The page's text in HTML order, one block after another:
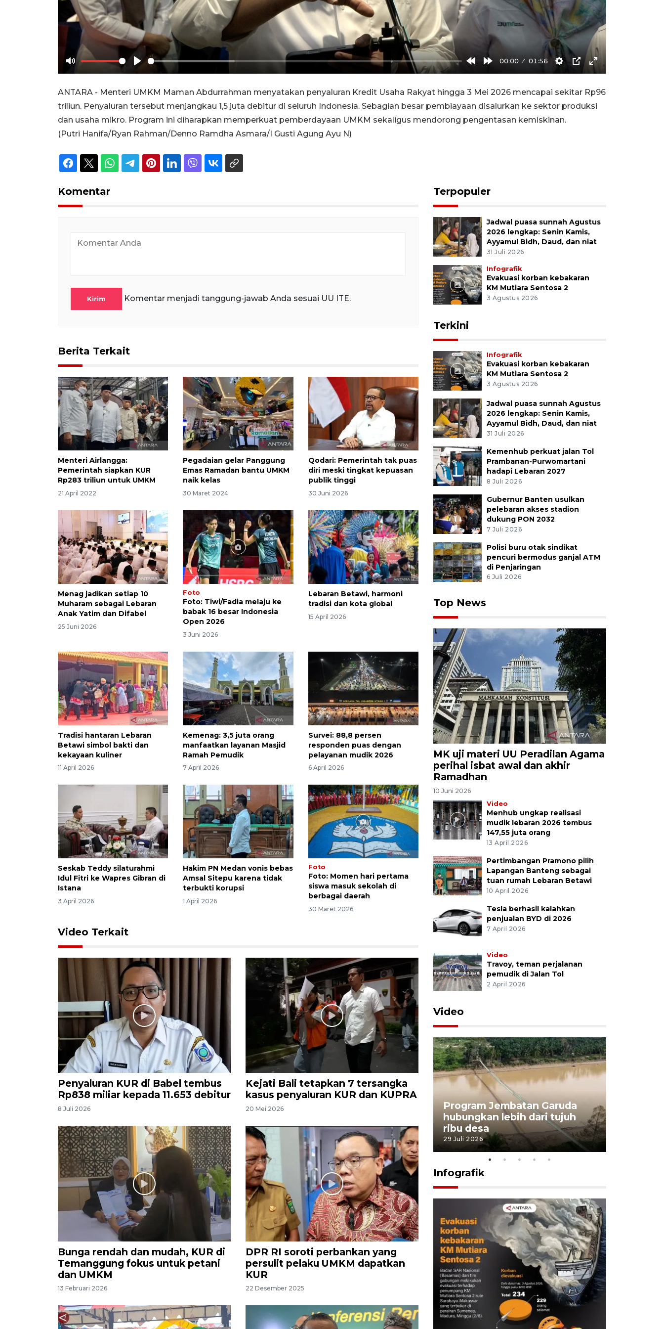
Mute Play
RewindForward
00:00 01:56
Settings
PIP Enter
ANTARA - Menteri UMKM Maman Abdurrahman menyatakan penyaluran Kredit Usaha Rakyat hingga 3 Mei 2026 mencapai sekitar Rp96
triliun. Penyaluran tersebut menjangkau 1,5 juta debitur di seluruh Indonesia. Sebagian besar pembiayaan disalurkan ke sektor produksi
dan usaha mikro. Program ini diharapkan memperkuat pemberdayaan UMKM sekaligus mendorong pengentasan kemiskinan.
(Putri Hanifa/Ryan Rahman/Denno Ramdha Asmara/I Gusti Agung Ayu N)
Komentar
Kirim Komentar menjadi tanggung-jawab Anda sesuai UU ITE.
Berita Terkait
Menteri Airlangga:
Pemerintah siapkan KUR
Rp283 triliun untuk UMKM
21 April 2022
Pegadaian gelar Panggung
Emas Ramadan bantu UMKM
naik kelas
30 Maret 2024
Qodari: Pemerintah tak puas
diri meski tingkat kepuasan
publik tinggi
30 Juni 2026
Menag jadikan setiap 10
Muharam sebagai Lebaran
Anak Yatim dan Difabel
25 Juni 2026
Foto
Foto: Tiwi/Fadia melaju ke
babak 16 besar Indonesia
Open 2026
3 Juni 2026
Lebaran Betawi, harmoni
tradisi dan kota global
15 April 2026
Tradisi hantaran Lebaran
Betawi simbol bakti dan
kekayaan kuliner
11 April 2026
Kemenag: 3,5 juta orang
manfaatkan layanan Masjid
Ramah Pemudik
7 April 2026
Survei: 88,8 persen
responden puas dengan
pelayanan mudik 2026
6 April 2026
Seskab Teddy silaturahmi
Idul Fitri ke Wapres Gibran di
Istana
3 April 2026
Hakim PN Medan vonis bebas
Amsal Sitepu karena tidak
terbukti korupsi
1 April 2026
Foto
Foto: Momen hari pertama
siswa masuk sekolah di
berbagai daerah
30 Maret 2026
Video Terkait
Penyaluran KUR di Babel tembus
Rp838 miliar kepada 11.653 debitur
8 Juli 2026
Kejati Bali tetapkan 7 tersangka
kasus penyaluran KUR dan KUPRA
20 Mei 2026
Bunga rendah dan mudah, KUR di
Temanggung fokus untuk petani
dan UMKM
13 Februari 2026
DPR RI soroti perbankan yang
persulit pelaku UMKM dapatkan
KUR
22 Desember 2025
Terpopuler
Jadwal puasa sunnah Agustus
2026 lengkap: Senin Kamis,
Ayyamul Bidh, Daud, dan niat
31 Juli 2026
Infografik
Evakuasi korban kebakaran
KM Mutiara Sentosa 2
3 Agustus 2026
Terkini
Infografik
Evakuasi korban kebakaran
KM Mutiara Sentosa 2
3 Agustus 2026
Jadwal puasa sunnah Agustus
2026 lengkap: Senin Kamis,
Ayyamul Bidh, Daud, dan niat
31 Juli 2026
Kemenhub perkuat jalan Tol
Prambanan-Purwomartani
hadapi Lebaran 2027
8 Juli 2026
Gubernur Banten usulkan
pelebaran akses stadion
dukung PON 2032
7 Juli 2026
Polisi buru otak sindikat
pencuri bermodus ganjal ATM
di Penjaringan
6 Juli 2026
Top News
MK uji materi UU Peradilan Agama
perihal isbat awal dan akhir
Ramadhan
10 Juni 2026
Video
Menhub ungkap realisasi
mudik lebaran 2026 tembus
147,55 juta orang
13 April 2026
Pertimbangan Pramono pilih
Lapangan Banteng sebagai
tuan rumah Lebaran Betawi
10 April 2026
Tesla berhasil kalahkan
penjualan BYD di 2026
7 April 2026
Video
Travoy, teman perjalanan
pemudik di Jalan Tol
2 April 2026
Video
Gabung Persebaya, striker
kembali asah naluri
9 Juli 2026
Program Jembatan Garuda
hubungkan lebih dari tujuh
ribu desa
29 Juli 2026
Infografik